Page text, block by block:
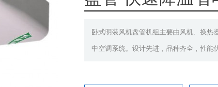
卧式明装风机盘管机组主要由风机、换
中空调系统。设计先进，品种齐全，性能